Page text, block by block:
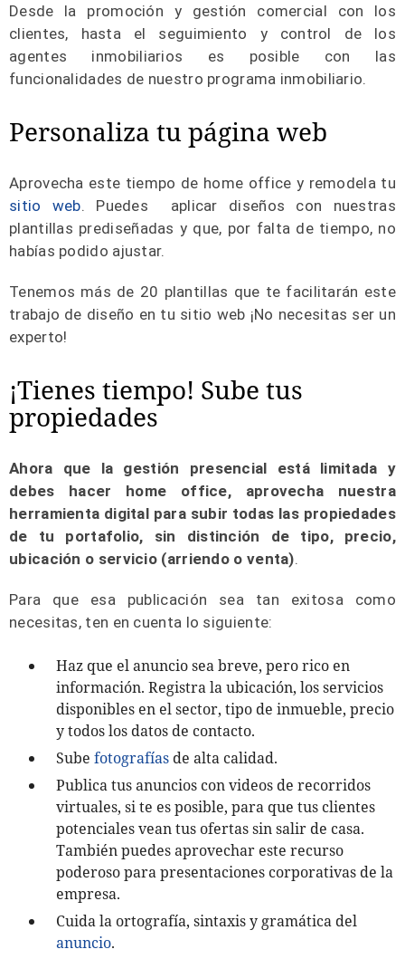
Desde la promoción y gestión comercial con los
clientes, hasta el seguimiento y control de los
agentes inmobiliarios es posible con las
funcionalidades de nuestro programa inmobiliario.
Personaliza tu página web
Aprovecha este tiempo de home office y remodela tu
sitio web. Puedes aplicar diseños con nuestras
plantillas prediseñadas y que, por falta de tiempo, no
habías podido ajustar.
Tenemos más de 20 plantillas que te facilitarán este
trabajo de diseño en tu sitio web ¡No necesitas ser un
experto!
¡Tienes tiempo! Sube tus
propiedades
Ahora que la gestión presencial está limitada y
debes hacer home office, aprovecha nuestra
herramienta digital para subir todas las propiedades
de tu portafolio, sin distinción de tipo, precio,
ubicación o servicio (arriendo o venta).
Para que esa publicación sea tan exitosa como
necesitas, ten en cuenta lo siguiente:
Haz que el anuncio sea breve, pero rico en
información. Registra la ubicación, los servicios
disponibles en el sector, tipo de inmueble, precio
y todos los datos de contacto.
Sube fotografías de alta calidad.
Publica tus anuncios convideos de recorridos
virtuales, si te es posible, para que tus clientes
potenciales vean tus ofertas sin salir de casa.
También puedes aprovechar este recurso
poderoso para presentaciones corporativas de la
empresa.
Cuida la ortografía, sintaxis y gramática del
anuncio.